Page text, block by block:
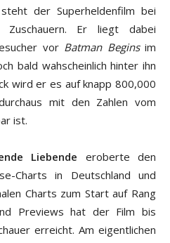
der Superheldenfilm bei
Zuschauern. Er liegt dabei
vor Batman Beginsim
bald wahscheinlich hinter ihn
wird er es auf knapp 800,000
mit den Zahlen vom
ist.
Liebende eroberte den
Charts in Deutschland und
Charts zum Start auf Rang
Previews hat der Film bis
erreicht. Am eigentlichen